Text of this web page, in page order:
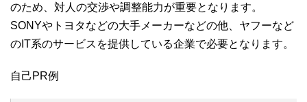
のため、対人の交渉や調整能力が重要となります。
SONYやトヨタなどの大手メーカーなどの他、ヤフーなど
のIT系のサービスを提供している企業で必要となります。
自己PR例